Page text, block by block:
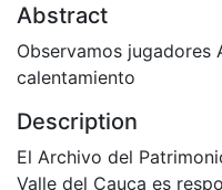
Abstract
Observamos jugadores
calentamiento
Description
El Archivo del
Valle del Cauca es